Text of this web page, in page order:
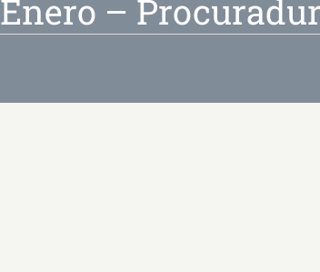
Enero –